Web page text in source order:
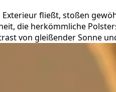
fließt, stoßen
die herkömmliche
von gleißender Sonne